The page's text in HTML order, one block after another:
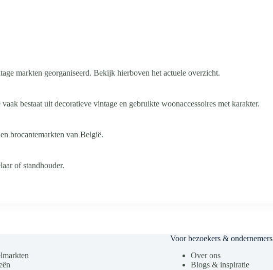
markten georganiseerd. Bekijk hierboven het actuele overzicht.
bestaat uit decoratieve vintage en gebruikte woonaccessoires met karakter.
brocantemarkten van België.
of standhouder.
Voor bezoekers & ondernemers
Over ons
Blogs & inspiratie